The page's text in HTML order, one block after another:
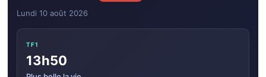
Lundi 10 août 2026
TF1
13h50